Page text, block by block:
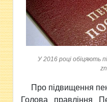
У 2016 році обіцяють
Про підвищення
Голова правління